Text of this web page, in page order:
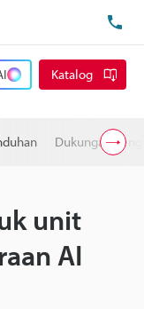
Katalog
Dukungan
unit
AI